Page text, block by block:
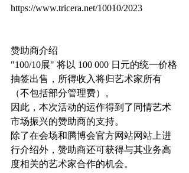
https://www.tricera.net/10010/2023
赞助商介绍
"100/10展" 将以 100 000 日元的统一价格
抽签出售，所得收入将归艺术家所有
（不包括部分管理费）。
因此，本次活动的运作得到了同情艺术
市场振兴的赞助商的支持。
除了在会场和腾博会官方网站网站上进
行介绍外，赞助商还可获得与其业务高
度相关的艺术家合作的机会。